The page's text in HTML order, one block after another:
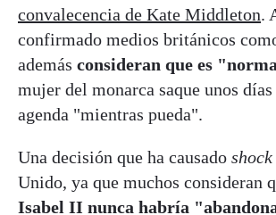
convalecencia de Kate Middleton.
confirmado medios británicos
además consideran que es
mujer del monarca saque unos
agenda "mientras pueda".
Una decisión que ha causado shock
Unido, ya que muchos consideran
Isabel II nunca habría